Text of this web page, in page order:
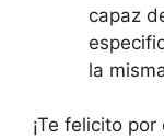
capaz
la
¡Te felicito